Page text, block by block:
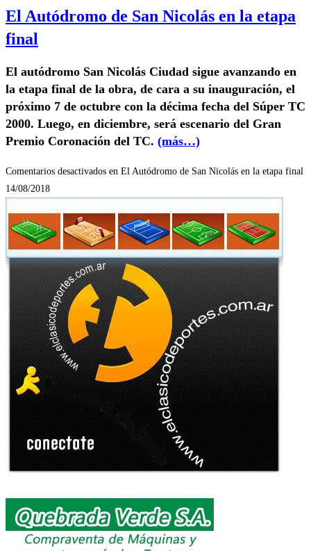
El Autódromo de San Nicolás en la etapa
final
El autódromo San Nicolás Ciudad sigue avanzando en
la etapa final de la obra, de cara a su inauguración, el
próximo 7 de octubre con la décima fecha del Súper TC
2000. Luego, en diciembre, será escenario del Gran
Premio Coronación del TC. (más…)
Comentarios desactivados en El Autódromo de San Nicolás en la etapa final
14/08/2018